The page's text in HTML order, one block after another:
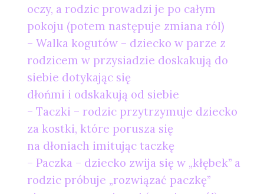
oczy, a rodzic prowadzi je po całym
pokoju (potem następuje zmiana ról)
– Walka kogutów – dziecko w parze z
rodzicem w przysiadzie doskakują do
siebie dotykając się
dłońmi i odskakują od siebie
– Taczki – rodzic przytrzymuje dziecko
za kostki, które porusza się
na dłoniach imitując taczkę
– Paczka – dziecko zwija się w „kłębek” a
rodzic próbuje „rozwiązać paczkę”